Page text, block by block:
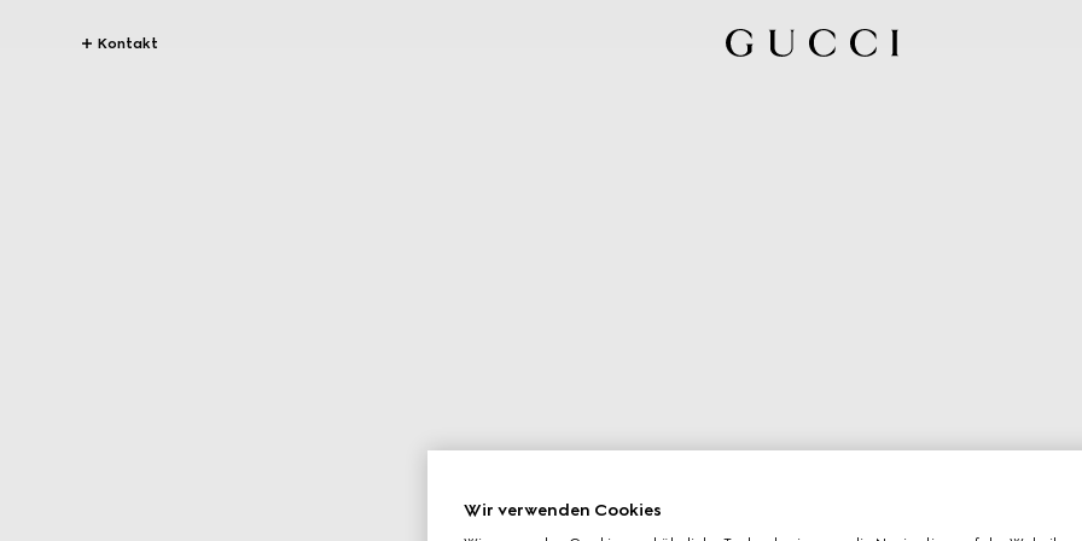
Kontakt
Wir verwenden Cookies